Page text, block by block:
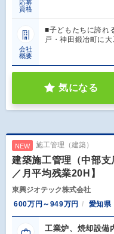
応募
資格
会社
概要
■子どもたちに誇れ
戸・神田鍛冶町に
気になる
NEW 施工管理（建築）
建築施工管理（中部
／月平均残業20H】
東興ジオテック株式会社
600万円～949万円
愛知県
工業炉、焼却設備